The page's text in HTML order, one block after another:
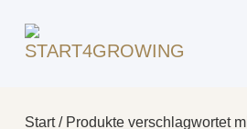
Start/ Produkte verschlagwortet